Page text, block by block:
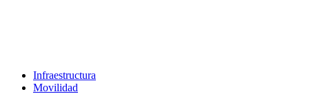
Infraestructura
Movilidad